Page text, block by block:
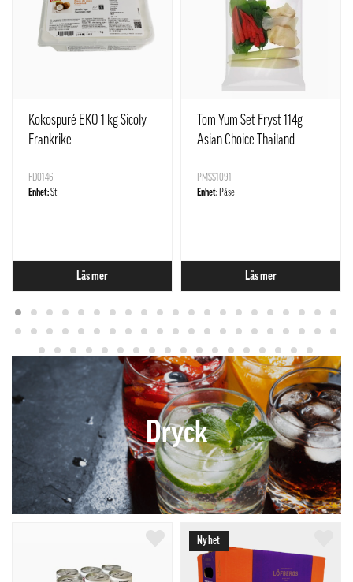
Kokospuré EKO 1 kg Sicoly
Frankrike
FD0146
Enhet:St
Läs mer
Tom Yum Set Fryst 114g
Asian Choice Thailand
PMSS1091
Enhet: Påse
Läs mer
Dryck
Nyhet